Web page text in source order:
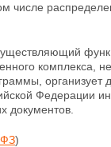
числе
комплекса,
Федерации
документов.
ФЗ)